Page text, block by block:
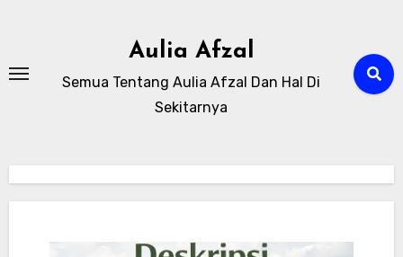
Aulia Afzal
Semua Tentang Aulia Afzal Dan Hal Di
Sekitarnya